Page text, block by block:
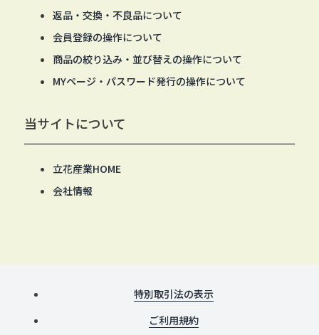
返品・交換・不良品について
会員登録の操作について
商品の絞り込み・並び替えの操作について
MYページ・パスワード発行の操作について
当サイトについて
立花産業HOME
会社情報
特別取引法の表示
ご利用規約